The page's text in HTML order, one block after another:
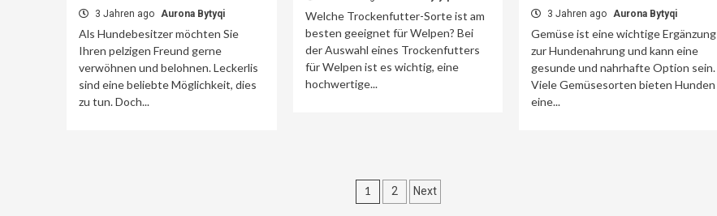
3 Jahren ago Aurona Bytyqi
Als Hundebesitzer möchten Sie
Ihren pelzigen Freund gerne
verwöhnen und belohnen. Leckerlis
sind eine beliebte Möglichkeit, dies
zu tun. Doch...
Welche Trockenfutter-Sorte ist am
besten geeignet für Welpen? Bei
der Auswahl eines Trockenfutters
für Welpen ist es wichtig, eine
hochwertige...
3 Jahren ago Aurona Bytyqi
Gemüse ist eine wichtige Ergänzung
zur Hundenahrung und kann eine
gesunde und nahrhafte Option sein.
Viele Gemüsesorten bieten Hunden
eine...
Seitennummerierung
1 2 Next